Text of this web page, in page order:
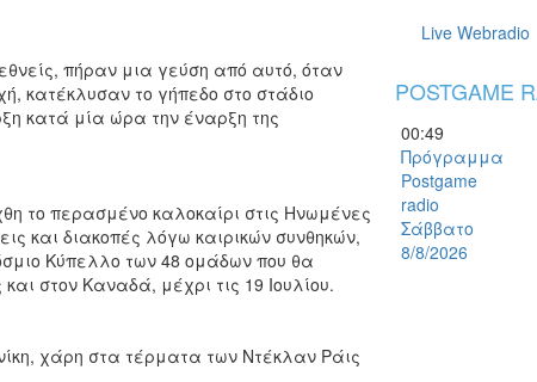
πήραν μια γεύση από αυτό, όταν
κατέκλυσαν το γήπεδο στο στάδιο
κατά μία ώρα την έναρξη της
το περασμένο καλοκαίρι στις Ηνωμένες
και διακοπές λόγω καιρικών συνθηκών,
Κύπελλο των 48 ομάδων που θα
στον Καναδά, μέχρι τις 19 Ιουλίου.
χάρη στα τέρματα των Ντέκλαν Ράις
Live Webradio
POSTGAME
00:49
Πρόγραμμα
Postgame
radio
Σάββατο
8/8/2026